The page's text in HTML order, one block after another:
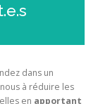
dans un
à réduire les
en apportant